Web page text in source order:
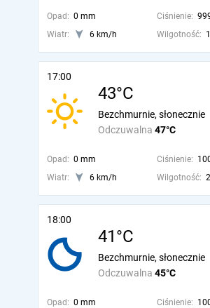
Opad: 0 mm Ciśnienie:
Wiatr:
6 km/h Wilgotność:
17:00
43°C
Odczuwalna 47°C
Bezchmurnie, słonecznie
Opad: 0 mm Ciśnienie:
Wiatr:
6 km/h Wilgotność:
18:00
41°C
Odczuwalna 45°C
Bezchmurnie, słonecznie
Opad: 0 mm Ciśnienie: